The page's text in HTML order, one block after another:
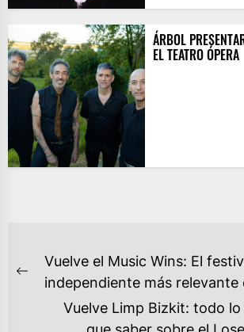
ÁRBOL
EL TEATRO ÓPERA
NAVEGACIÓN
DE
ENTRADAS
Previous
Vuelve el Music Wins: El
independiente más relevante
Vuelve Limp Bizkit: todo